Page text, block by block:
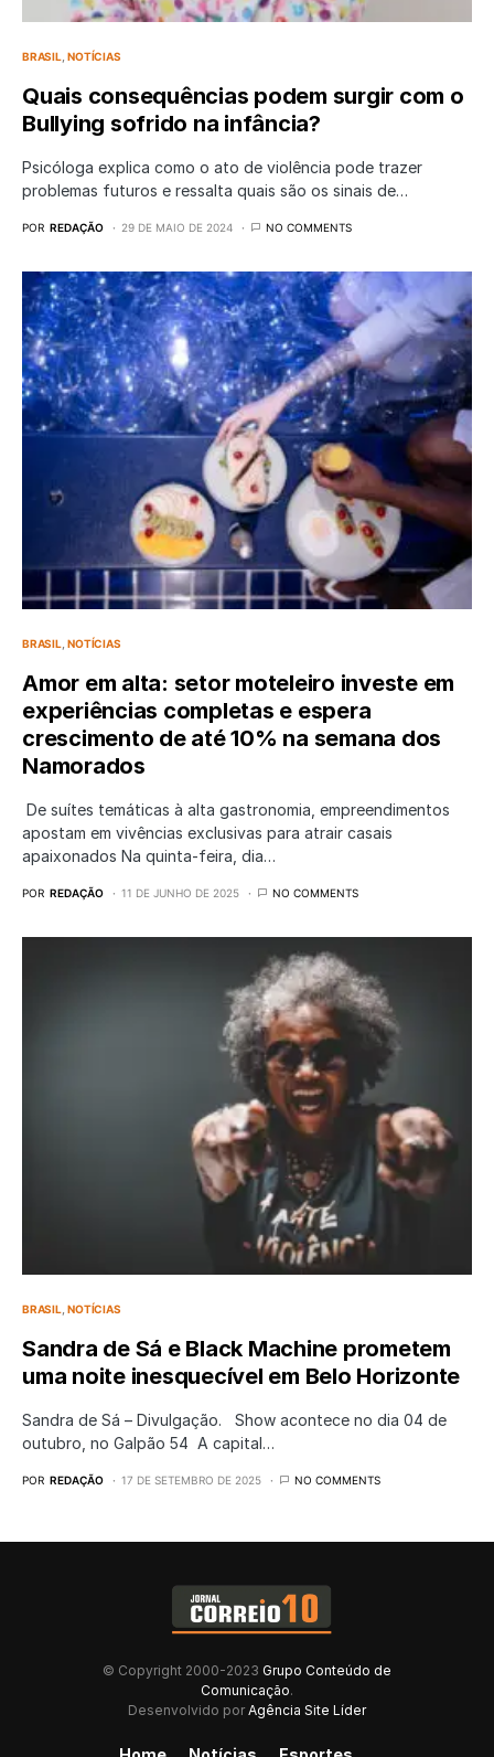
BRASIL NOTÍCIAS
Quais consequências podem surgir com o
Bullying sofrido na infância?
Psicóloga explica como o ato de violência pode trazer
problemas futuros e ressalta quais são os sinais de…
POR REDAÇÃO 29 DE MAIO DE 2024 NO COMMENTS
BRASIL NOTÍCIAS
Amor em alta: setor moteleiro investe em
experiências completas e espera
crescimento de até 10% na semana dos
Namorados
De suítes temáticas à alta gastronomia, empreendimentos
apostam em vivências exclusivas para atrair casais
apaixonados Na quinta-feira, dia…
POR REDAÇÃO 11 DE JUNHO DE 2025 NO COMMENTS
BRASIL NOTÍCIAS
Sandra de Sá e Black Machine prometem
uma noite inesquecível em Belo Horizonte
Sandra de Sá – Divulgação. Show acontece no dia 04 de
outubro, no Galpão 54 A capital…
POR REDAÇÃO 17 DE SETEMBRO DE 2025 NO COMMENTS
© Copyright 2000-2023 Grupo Conteúdo de
Comunicação.
Desenvolvido por Agência Site Líder